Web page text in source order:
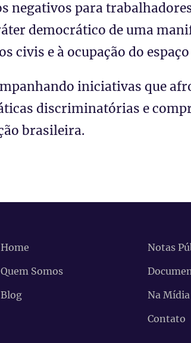
negativos para
democrático de uma
civis e à ocupação do
iniciativas que
discriminatórias e
brasileira.
Home
Quem Somos
Blog
Notas
Na Mídia
Contato